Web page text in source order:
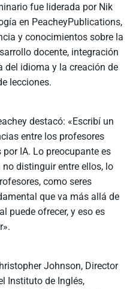
fue liderada por Nik
en PeacheyPublications,
y conocimientos sobre la
docente, integración
del idioma y la creación de
lecciones.
destacó: «Escribí un
entre los profesores
IA. Lo preocupante es
distinguir entre ellos, lo
como seres
que va más allá de
puede ofrecer, y eso es
Johnson, Director
Instituto de Inglés,